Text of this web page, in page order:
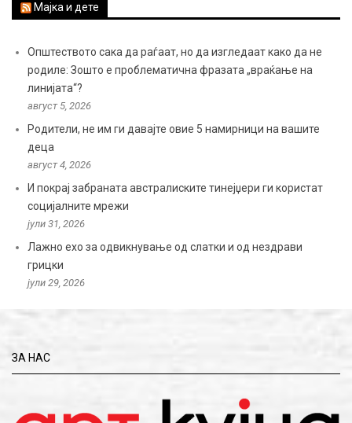
Мајка и дете
Општеството сака да раѓаат, но да изгледаат како да не
родиле: Зошто е проблематична фразата „враќање на
линијата“?
август 5, 2026
Родители, не им ги давајте овие 5 намирници на вашите
деца
август 4, 2026
И покрај забраната австралиските тинејџери ги користат
социјалните мрежи
јули 31, 2026
Лажно ехо за одвикнување од слатки и од нездрави
грицки
јули 29, 2026
ЗА НАС